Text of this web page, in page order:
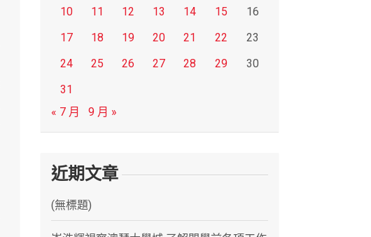
10
11 12 13 14 15
16
17
18 19 20 21 22
23
24
25 26 27 28 29
30
31
« 7 月
9 月 »
近期文章
(無標題)